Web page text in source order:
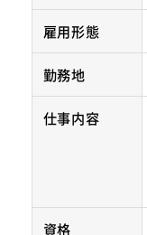
雇用形態
勤務地
仕事内容
資格